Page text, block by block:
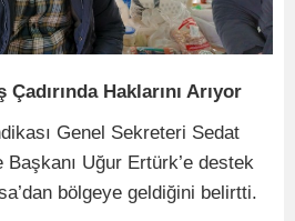
Haklarını Arıyor
Genel Sekreteri Sedat
Başkanı Uğur Ertürk’e destek
bölgeye geldiğini belirtti.